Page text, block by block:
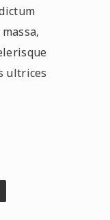
ultrices